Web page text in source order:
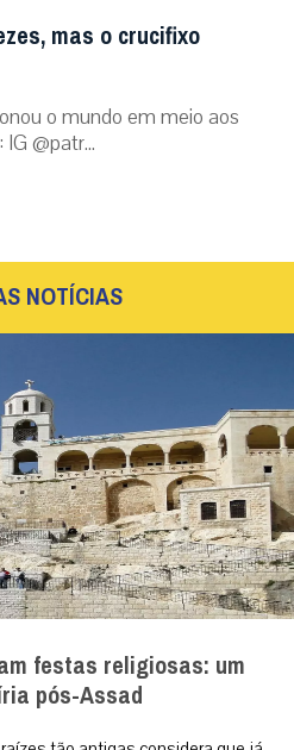
mas o crucifixo
o mundo em meio aos
@patr...
NOTÍCIAS
festas religiosas: um
pós-Assad